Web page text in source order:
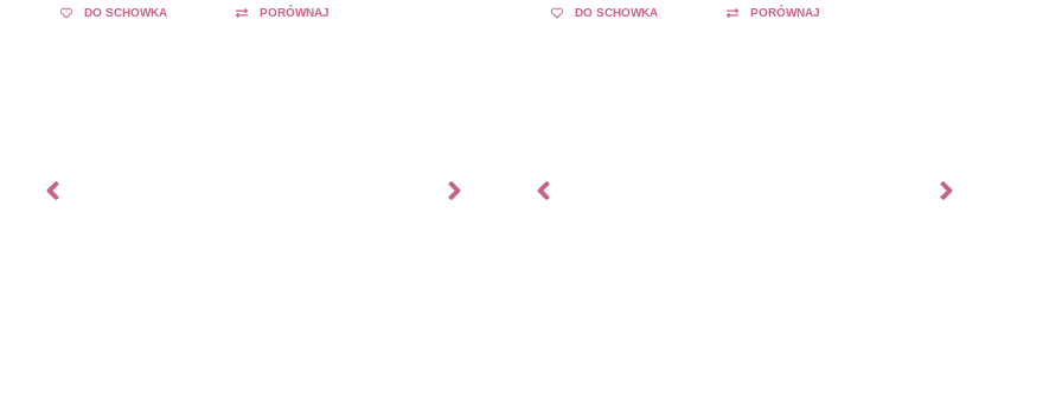
DO SCHOWKA PORÓWNAJ DO SCHOWKA PORÓWNAJ